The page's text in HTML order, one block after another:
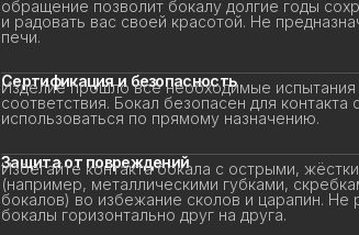
и радовать вас своей красотой. Не
печи.
Сертификация и безопасность
Изделие прошло все необходимые испытания
соответствия. Бокал безопасен для контакта
использоваться по прямому назначению.
Защита от повреждений
Избегайте контакта бокала с острыми,
(например, металлическими губками,
бокалов) во избежание сколов и царапин. Не
бокалы горизонтально друг на друга.